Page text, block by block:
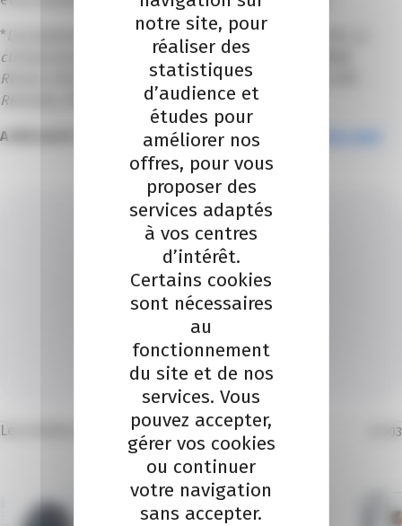
* Les associations du collectif : Apesa 06, CAIRE, CIP 06, La
clinique juridique, ECTI Côte d’Azur, Entre Head, GPA06,
Réseau Initiative, Second souffle, Stop Burn Out, 60 000
Rebonds, Observatoire Amarok.
A découvrir sur https://www.prevention-entreprise.com/
MARJORIE BOURSE
Je contacte un conseiller
Je contacte
Les articles dans la même thématique 03
notre site, pour
réaliser des
statistiques
d’audience et
études pour
améliorer nos
offres, pour vous
proposer des
services adaptés
à vos centres
d’intérêt.
Certains cookies
sont nécessaires
au
fonctionnement
du site et de nos
services. Vous
pouvez accepter,
gérer vos cookies
ou continuer
votre navigation
sans accepter.